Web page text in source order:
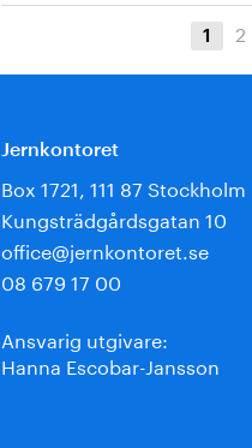
1 2
Jernkontoret
Box 1721, 111 87 Stockholm
Kungsträdgårdsgatan 10
office@jernkontoret.se
08 679 17 00
Ansvarig utgivare:
Hanna Escobar-Jansson